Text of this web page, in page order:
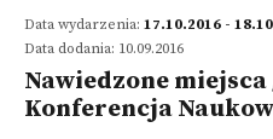
Data wydarzenia: 17.10.2016 -
Data dodania: 10.09.2016
Nawiedzone
Konferencja